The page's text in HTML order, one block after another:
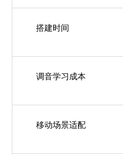
搭建时间
调音学习成本
移动场景适配